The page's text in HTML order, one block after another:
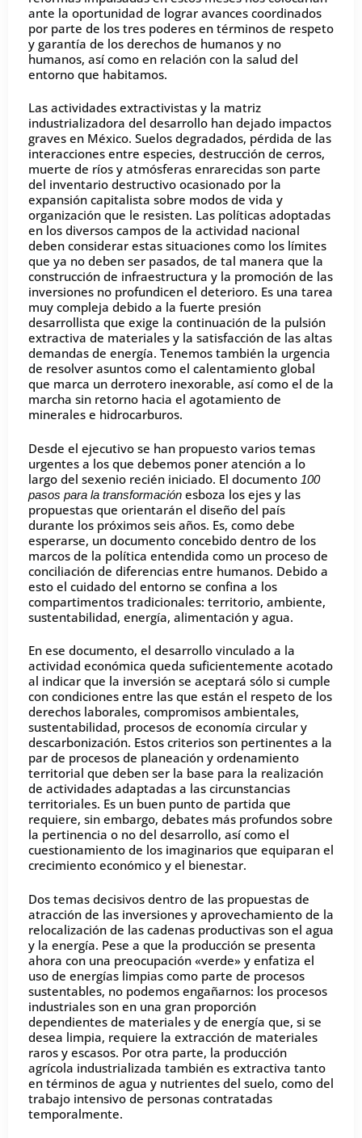
ante la oportunidad de lograr avances coordinados
por parte de los tres poderes en términos de respeto
y garantía de los derechos de humanos y no
humanos, así como en relación con la salud del
entorno que habitamos.
Las actividades extractivistas y la matriz
industrializadora del desarrollo han dejado impactos
graves en México. Suelos degradados, pérdida de las
interacciones entre especies, destrucción de cerros,
muerte de ríos y atmósferas enrarecidas son parte
del inventario destructivo ocasionado por la
expansión capitalista sobre modos de vida y
organización que le resisten. Las políticas adoptadas
en los diversos campos de la actividad nacional
deben considerar estas situaciones como los límites
que ya no deben ser pasados, de tal manera que la
construcción de infraestructura y la promoción de las
inversiones no profundicen el deterioro. Es una tarea
muy compleja debido a la fuerte presión
desarrollista que exige la continuación de la pulsión
extractiva de materiales y la satisfacción de las altas
demandas de energía. Tenemos también la urgencia
de resolver asuntos como el calentamiento global
que marca un derrotero inexorable, así como el de la
marcha sin retorno hacia el agotamiento de
minerales e hidrocarburos.
Desde el ejecutivo se han propuesto varios temas
urgentes a los que debemos poner atención a lo
largo del sexenio recién iniciado. El documento 100
pasos para la transformación esboza los ejes y las
propuestas que orientarán el diseño del país
durante los próximos seis años. Es, como debe
esperarse, un documento concebido dentro de los
marcos de la política entendida como un proceso de
conciliación de diferencias entre humanos. Debido a
esto el cuidado del entorno se confina a los
compartimentos tradicionales: territorio, ambiente,
sustentabilidad, energía, alimentación y agua.
En ese documento, el desarrollo vinculado a la
actividad económica queda suficientemente acotado
al indicar que la inversión se aceptará sólo si cumple
con condiciones entre las que están el respeto de los
derechos laborales, compromisos ambientales,
sustentabilidad, procesos de economía circular y
descarbonización. Estos criterios son pertinentes a la
par de procesos de planeación y ordenamiento
territorial que deben ser la base para la realización
de actividades adaptadas a las circunstancias
territoriales. Es un buen punto de partida que
requiere, sin embargo, debates más profundos sobre
la pertinencia o no del desarrollo, así como el
cuestionamiento de los imaginarios que equiparan el
crecimiento económico y el bienestar.
Dos temas decisivos dentro de las propuestas de
atracción de las inversiones y aprovechamiento de la
relocalización de las cadenas productivas son el agua
y la energía. Pese a que la producción se presenta
ahora con una preocupación «verde» y enfatiza el
uso de energías limpias como parte de procesos
sustentables, no podemos engañarnos: los procesos
industriales son en una gran proporción
dependientes de materiales y de energía que, si se
desea limpia, requiere la extracción de materiales
raros y escasos. Por otra parte, la producción
agrícola industrializada también es extractiva tanto
en términos de agua y nutrientes del suelo, como del
trabajo intensivo de personas contratadas
temporalmente.